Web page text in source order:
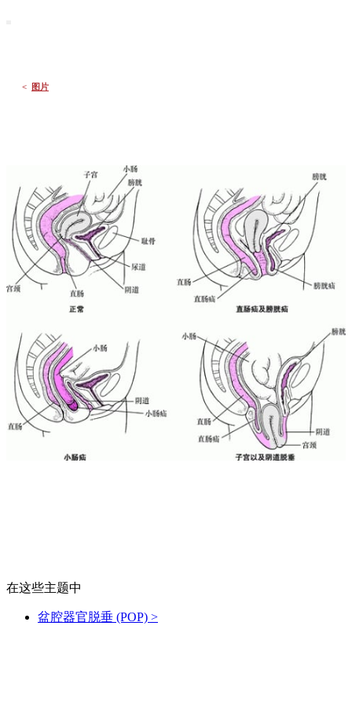
< 图片
在这些主题中
盆腔器官脱垂 (POP) >